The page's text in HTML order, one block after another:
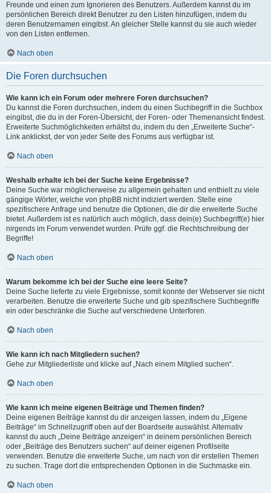
Freunde und einen zum Ignorieren des Benutzers. Außerdem kannst du im
persönlichen Bereich direkt Benutzer zu den Listen hinzufügen, indem du
deren Benutzernamen eingibst. An gleicher Stelle kannst du sie auch wieder
von den Listen entfernen.
Nach oben
Die Foren durchsuchen
Wie kann ich ein Forum oder mehrere Foren durchsuchen?
Du kannst die Foren durchsuchen, indem du einen Suchbegriff in die Suchbox
eingibst, die du in der Foren-Übersicht, der Foren- oder Themenansicht findest.
Erweiterte Suchmöglichkeiten erhältst du, indem du den „Erweiterte Suche“-
Link anklickst, der von jeder Seite des Forums aus verfügbar ist.
Nach oben
Weshalb erhalte ich bei der Suche keine Ergebnisse?
Deine Suche war möglicherweise zu allgemein gehalten und enthielt zu viele
gängige Wörter, welche von phpBB nicht indiziert werden. Stelle eine
spezifischere Anfrage und benutze die Optionen, die dir die erweiterte Suche
bietet. Außerdem ist es natürlich auch möglich, dass dein(e) Suchbegriff(e) hier
nirgends im Forum verwendet wurden. Prüfe ggf. die Rechtschreibung der
Begriffe!
Nach oben
Warum bekomme ich bei der Suche eine leere Seite?
Deine Suche lieferte zu viele Ergebnisse, somit konnte der Webserver sie nicht
verarbeiten. Benutze die erweiterte Suche und gib spezifischere Suchbegriffe
ein oder beschränke die Suche auf verschiedene Unterforen.
Nach oben
Wie kann ich nach Mitgliedern suchen?
Gehe zur Mitgliederliste und klicke auf „Nach einem Mitglied suchen“.
Nach oben
Wie kann ich meine eigenen Beiträge und Themen finden?
Deine eigenen Beiträge kannst du dir anzeigen lassen, indem du „Eigene
Beiträge“ im Schnellzugriff oben auf der Boardseite auswählst. Alternativ
kannst du auch „Deine Beiträge anzeigen“ in deinem persönlichen Bereich
oder „Beiträge des Benutzers suchen“ auf deiner eigenen Profilseite
verwenden. Benutze die erweiterte Suche, um nach von dir erstellen Themen
zu suchen. Trage dort die entsprechenden Optionen in die Suchmaske ein.
Nach oben